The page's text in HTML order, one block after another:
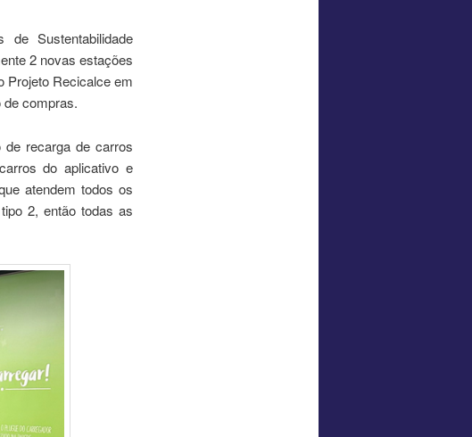
Sustentabilidade
2 novas estações
Projeto Recicalce em
compras.
de recarga de carros
do aplicativo e
atendem todos os
2, então todas as